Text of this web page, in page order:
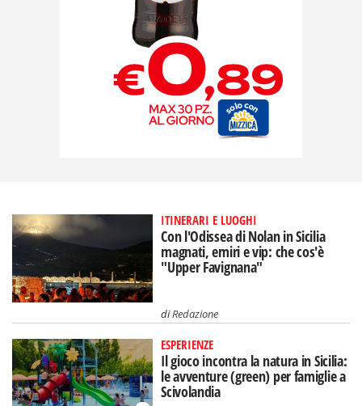
ITINERARI E LUOGHI
Con l'Odissea di Nolan in Sicilia
magnati, emiri e vip: che cos'è
"Upper Favignana"
diRedazione
ESPERIENZE
Il gioco incontra la natura in Sicilia:
le avventure (green) per famiglie a
Scivolandia